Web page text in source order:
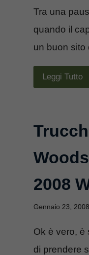
Tra una
quando il
un buon sito
Leggi Tutto
2008
Gennaio 23, 2008
Ok è vero, è
di prendere